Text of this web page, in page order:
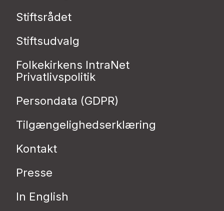
Stiftsrådet
Stiftsudvalg
Folkekirkens IntraNet
Privatlivspolitik
Persondata (GDPR)
Tilgængelighedserklæring
Kontakt
Presse
In English